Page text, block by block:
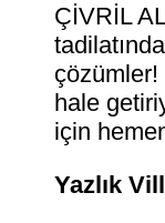
ÇİVRİL
hale
için
Yazlık